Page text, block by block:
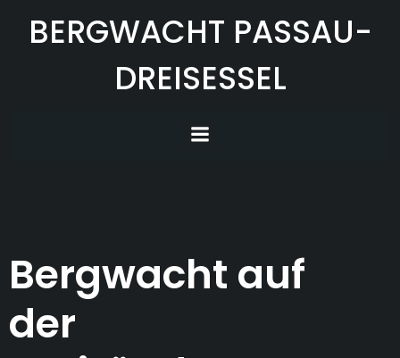
Inhalt
BERGWACHT PASSAU-
DREISESSEL
Bergwacht auf
der